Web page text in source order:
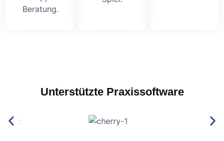
Beratung.
Unterstützte Praxissoftware